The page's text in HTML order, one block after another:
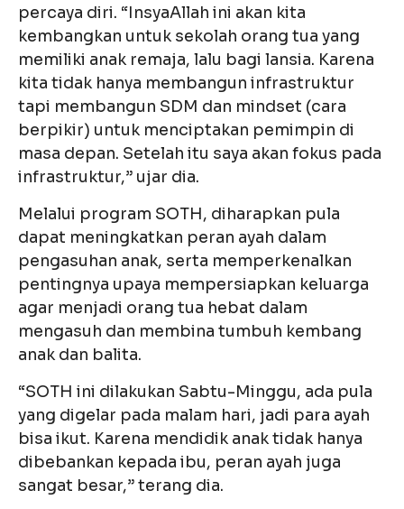
percaya diri. “InsyaAllah ini akan kita
kembangkan untuk sekolah orang tua yang
memiliki anak remaja, lalu bagi lansia. Karena
kita tidak hanya membangun infrastruktur
tapi membangun SDM dan mindset (cara
berpikir) untuk menciptakan pemimpin di
masa depan. Setelah itu saya akan fokus pada
infrastruktur,” ujar dia.
Melalui program SOTH, diharapkan pula
dapat meningkatkan peran ayah dalam
pengasuhan anak, serta memperkenalkan
pentingnya upaya mempersiapkan keluarga
agar menjadi orang tua hebat dalam
mengasuh dan membina tumbuh kembang
anak dan balita.
“SOTH ini dilakukan Sabtu-Minggu, ada pula
yang digelar pada malam hari, jadi para ayah
bisa ikut. Karena mendidik anak tidak hanya
dibebankan kepada ibu, peran ayah juga
sangat besar,” terang dia.